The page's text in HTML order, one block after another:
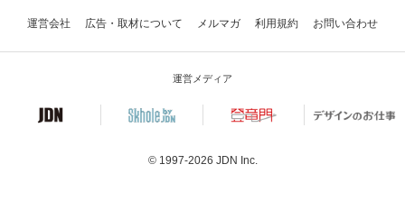
運営会社 広告・取材について メルマガ 利用規約 お問い合わせ
運営メディア
© 1997-2026 JDN Inc.